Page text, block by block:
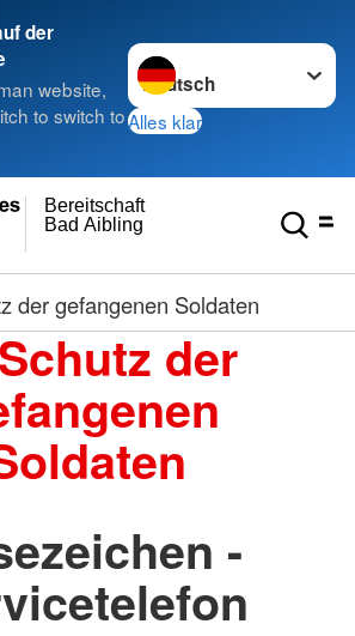
der
website,
to switch to
Sprache wechseln zu
Alles klar
Bad Aibling
Bereitschaft
der gefangenen Soldaten
der
-